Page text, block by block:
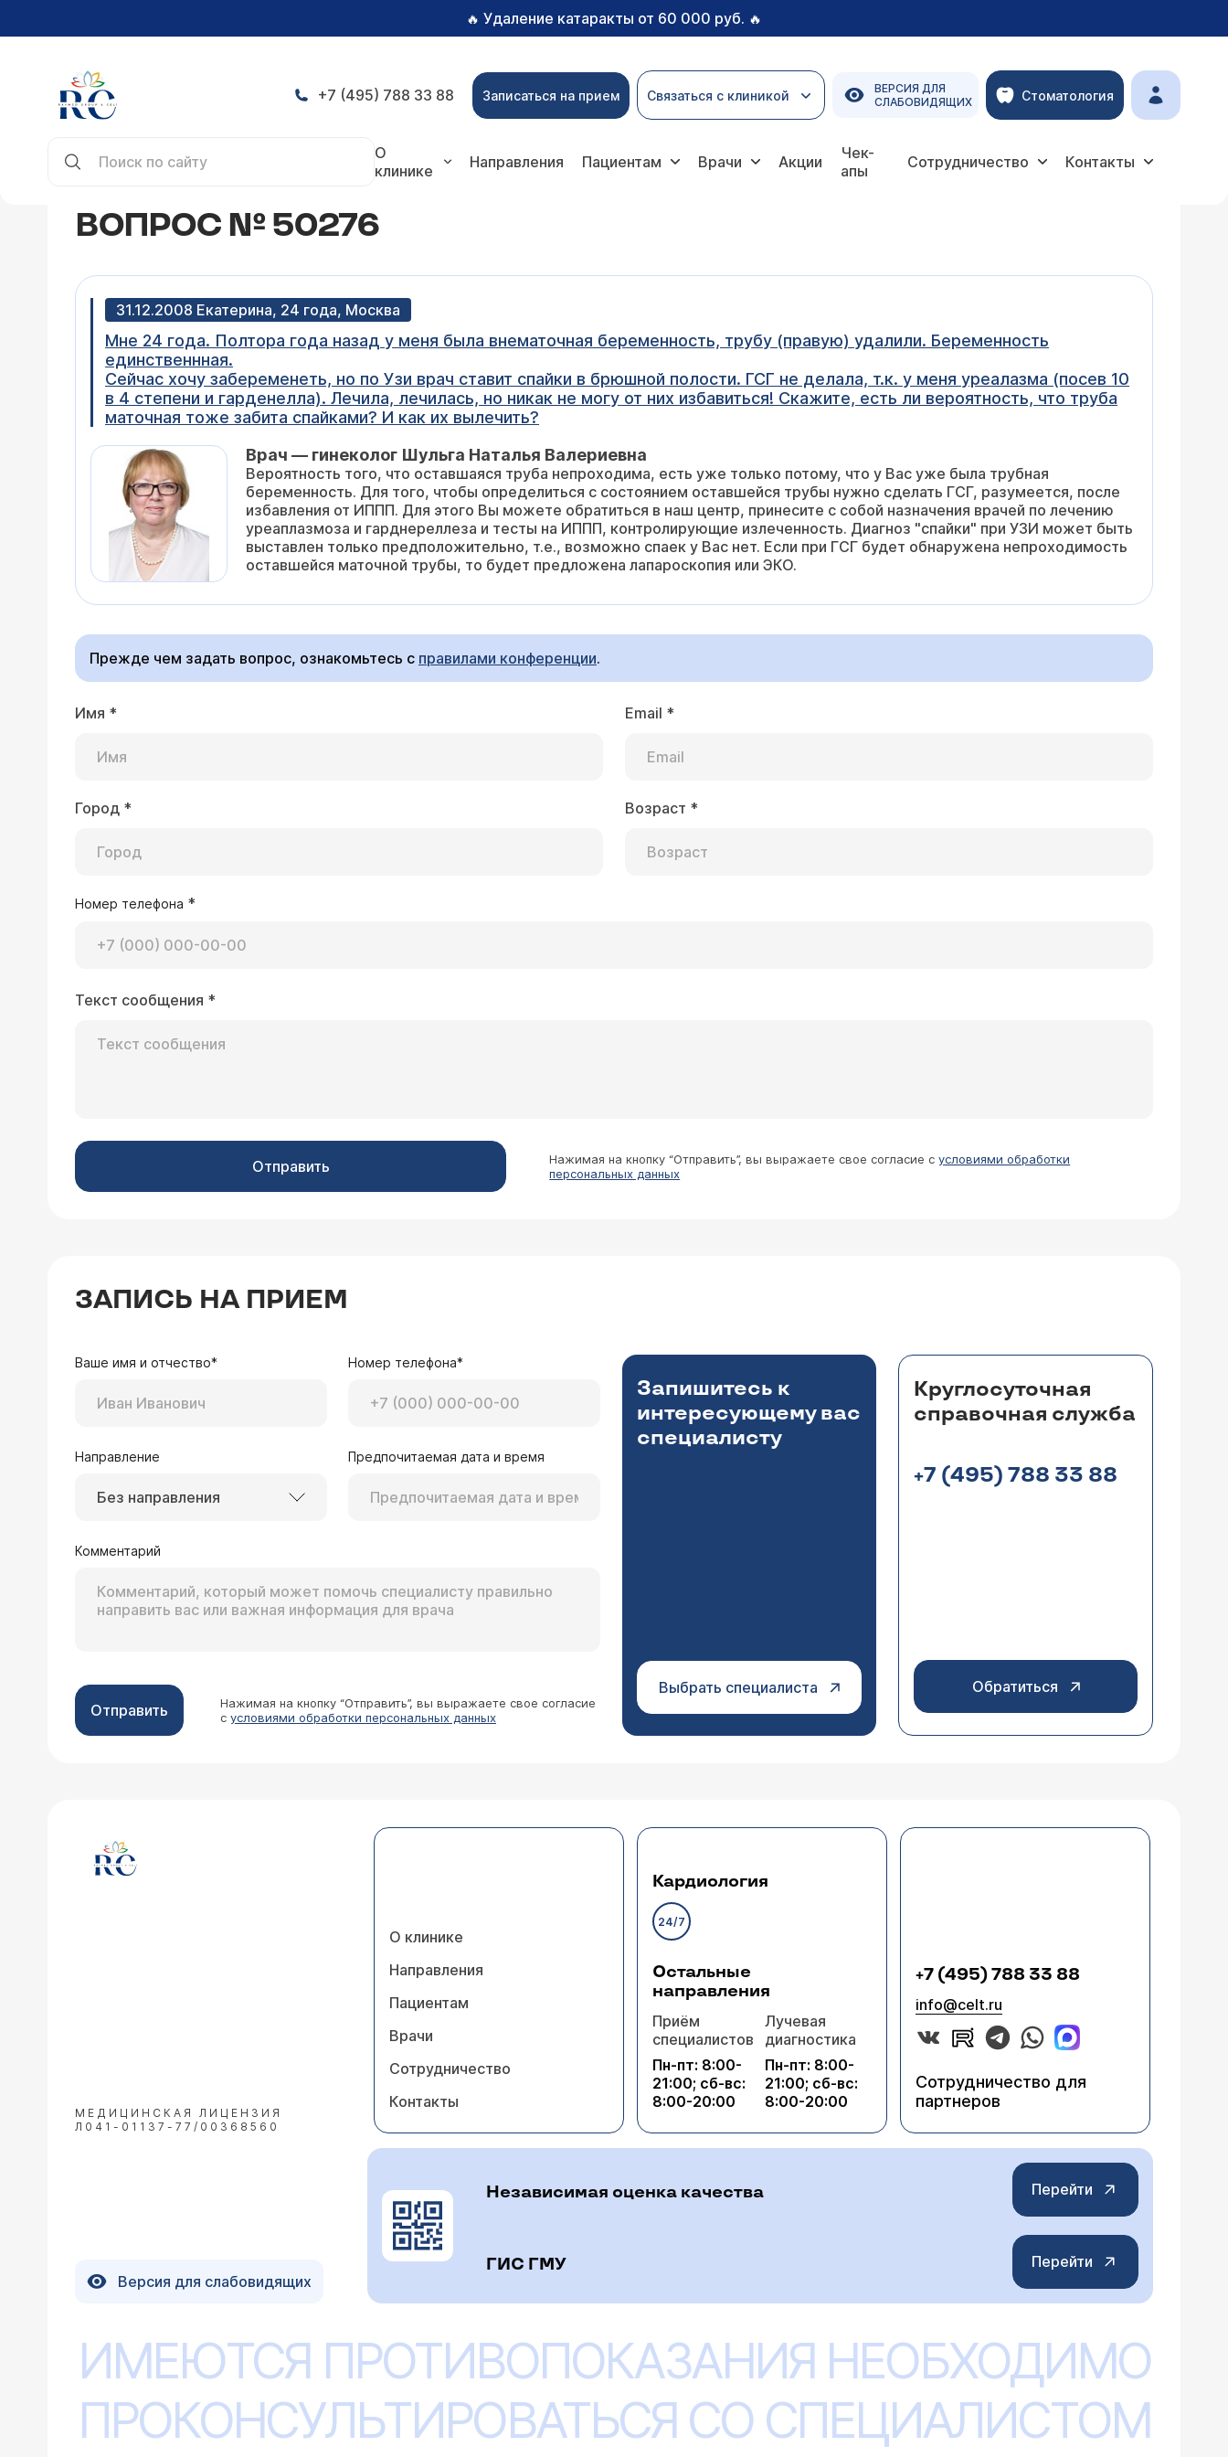
🔥 Удаление катаракты от 60 000 руб. 🔥
+7 (495) 788 33 88 Записаться на прием Связаться с клиникой
ВЕРСИЯ ДЛЯ
СЛАБОВИДЯЩИХ
Стоматология
О
клинике
Направления Пациентам Врачи Акции
Чек-
апы
Сотрудничество Контакты
ВОПРОС № 50276
31.12.2008 Екатерина, 24 года, Москва
Мне 24 года. Полтора года назад у меня была внематочная беременность, трубу (правую) удалили. Беременность
единственнная.
Сейчас хочу забеременеть, но по Узи врач ставит спайки в брюшной полости. ГСГ не делала, т.к. у меня уреалазма (посев 10
в 4 степени и гарденелла). Лечила, лечилась, но никак не могу от них избавиться! Скажите, есть ли вероятность, что труба
маточная тоже забита спайками? И как их вылечить?
Врач — гинеколог Шульга Наталья Валериевна
Вероятность того, что оставшаяся труба непроходима, есть уже только потому, что у Вас уже была трубная
беременность. Для того, чтобы определиться с состоянием оставшейся трубы нужно сделать ГСГ, разумеется, после
избавления от ИППП. Для этого Вы можете обратиться в наш центр, принесите с собой назначения врачей по лечению
уреаплазмоза и гарднереллеза и тесты на ИППП, контролирующие излеченность. Диагноз "спайки" при УЗИ может быть
выставлен только предположительно, т.е., возможно спаек у Вас нет. Если при ГСГ будет обнаружена непроходимость
оставшейся маточной трубы, то будет предложена лапароскопия или ЭКО.
Прежде чем задать вопрос, ознакомьтесь с правилами конференции.
Имя * Email *
Город * Возраст *
Номер телефона *
Текст сообщения *
Отправить Нажимая на кнопку “Отправить”, вы выражаете свое согласие сусловиями обработки
персональных данных
ЗАПИСЬ НА ПРИЕМ
Ваше имя и отчество* Номер телефона*
Направление
Без направления
Предпочитаемая дата и время
Комментарий
Отправить
Нажимая на кнопку “Отправить”, вы выражаете свое согласие
с условиями обработки персональных данных
Запишитесь к
интересующему вас
специалисту
Выбрать специалиста
Круглосуточная
справочная служба
+7 (495) 788 33 88
Обратиться
МЕДИЦИНСКАЯ ЛИЦЕНЗИЯ
Л041-01137-77/00368560
О клинике
Направления
Пациентам
Врачи
Сотрудничество
Контакты
Кардиология
24/7
Остальные
направления
Приём
специалистов
Пн-пт: 8:00-
21:00; сб-вс:
8:00-20:00
Лучевая
диагностика
Пн-пт: 8:00-
21:00; сб-вс:
8:00-20:00
+7 (495) 788 33 88
info@celt.ru
Сотрудничество для
партнеров
Версия для слабовидящих
Независимая оценка качества Перейти
ГИС ГМУ Перейти
ИМЕЮТСЯ ПРОТИВОПОКАЗАНИЯ НЕОБХОДИМО
ПРОКОНСУЛЬТИРОВАТЬСЯ СО СПЕЦИАЛИСТОМ